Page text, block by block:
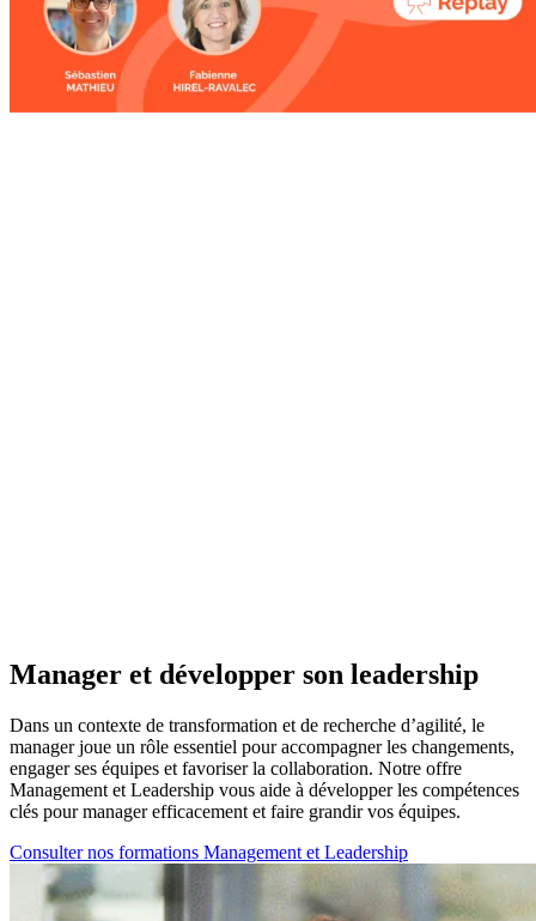
Manager et développer son leadership
Dans un contexte de transformation et de recherche d’agilité, le
manager joue un rôle essentiel pour accompagner les changements,
engager ses équipes et favoriser la collaboration. Notre offre
Management et Leadership vous aide à développer les compétences
clés pour manager efficacement et faire grandir vos équipes.
Consulter nos formations Management et Leadership